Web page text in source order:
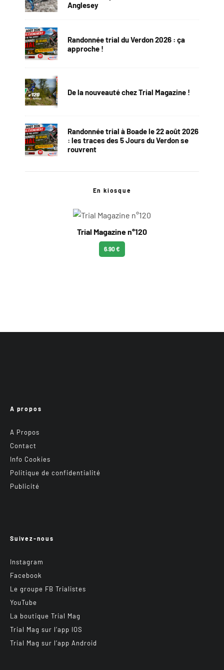
Anglesey
Randonnée trial du Verdon 2026 : ça
approche !
De la nouveauté chez Trial Magazine !
Randonnée trial à Boade le 22 août 2026
: les traces des 5 Jours du Verdon se
rouvrent
En kiosque
Trial Magazine n°120
6.90 €
A propos
A Propos
Contact
Info Cookies
Politique de confidentialité
Publicité
Suivez-nous
Instagram
Facebook
Le groupe FB Trialistes
YouTube
La boutique Trial Mag
Trial Mag sur l’app IOS
Trial Mag sur l’app Android